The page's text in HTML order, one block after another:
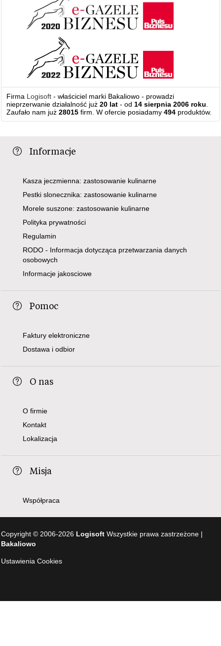
Firma Logisoft - właściciel marki Bakaliowo - prowadzi
nieprzerwanie działalność już20 lat - od 14 sierpnia 2006 roku
Zaufało nam już28015 firm. W ofercie posiadamy494 produktów.
Informacje
Kasza jeczmienna: zastosowanie kulinarne
Pestki slonecznika: zastosowanie kulinarne
Morele suszone: zastosowanie kulinarne
Polityka prywatności
Regulamin
RODO - Informacja dotycząca przetwarzania danych
osobowych
Informacje jakosciowe
Pomoc
Faktury elektroniczne
Dostawa i odbior
O nas
O firmie
Kontakt
Lokalizacja
Misja
Współpraca
Copyright © 2006-2026 Logisoft Wszystkie prawa zastrzeżone |
Bakaliowo
Ustawienia Cookies